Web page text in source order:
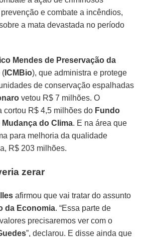
e combate a incêndios,
a mata devastada no período
Mendes de Preservação da
( ICMBio), que administra e protege
de conservação espalhadas
vetou R$ 7 milhões. O
cortou R$ 4,5 milhões do Fundo
do Clima. E na área que
para melhoria da qualidade
R$ 203 milhões.
zerar
afirmou que vai tratar do assunto
da Economia. “Essa parte de
precisaremos ver com o
”, declarou. E disse ainda que